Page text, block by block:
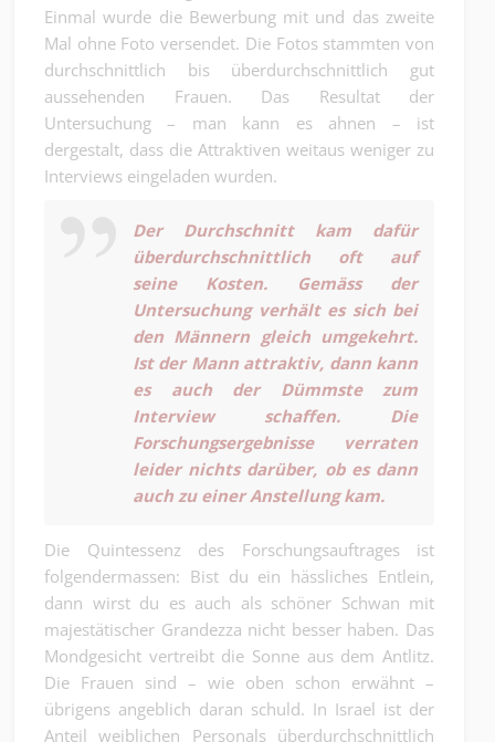
Einmal wurde die Bewerbung mit und das zweite
Mal ohne Foto versendet. Die Fotos stammten von
durchschnittlich bis überdurchschnittlich gut
aussehenden Frauen. Das Resultat der
Untersuchung – man kann es ahnen – ist
dergestalt, dass die Attraktiven weitaus weniger zu
Interviews eingeladen wurden.
Der Durchschnitt kam dafür
überdurchschnittlich oft auf
seine Kosten. Gemäss der
Untersuchung verhält es sich bei
den Männern gleich umgekehrt.
Ist der Mann attraktiv, dann kann
es auch der Dümmste zum
Interview schaffen. Die
Forschungsergebnisse verraten
leider nichts darüber, ob es dann
auch zu einer Anstellung kam.
Die Quintessenz des Forschungsauftrages ist
folgendermassen: Bist du ein hässliches Entlein,
dann wirst du es auch als schöner Schwan mit
majestätischer Grandezza nicht besser haben. Das
Mondgesicht vertreibt die Sonne aus dem Antlitz.
Die Frauen sind – wie oben schon erwähnt –
übrigens angeblich daran schuld. In Israel ist der
Anteil weiblichen Personals überdurchschnittlich